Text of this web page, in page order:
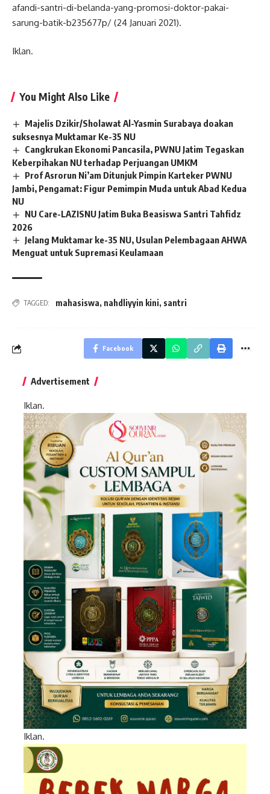
afandi-santri-di-belanda-yang-promosi-doktor-pakai-
sarung-batik-b235677p/ (24 Januari 2021).
Iklan.
You Might Also Like
Majelis Dzikir/Sholawat Al-Yasmin Surabaya doakan
suksesnya Muktamar Ke-35 NU
Cangkrukan Ekonomi Pancasila, PWNU Jatim Tegaskan
Keberpihakan NU terhadap Perjuangan UMKM
Prof Asrorun Ni’am Ditunjuk Pimpin Karteker PWNU
Jambi, Pengamat: Figur Pemimpin Muda untuk Abad Kedua
NU
NU Care-LAZISNU Jatim Buka Beasiswa Santri Tahfidz
2026
Jelang Muktamar ke-35 NU, Usulan Pelembagaan AHWA
Menguat untuk Supremasi Keulamaan
TAGGED: mahasiswa, nahdliyyin kini, santri
Facebook
Advertisement
Iklan.
Iklan.